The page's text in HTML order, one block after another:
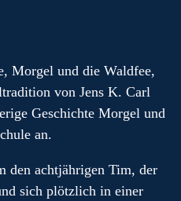
Morgel und die Waldfee,
von Jens K. Carl
Geschichte Morgel und
an.
den achtjährigen Tim, der
sich plötzlich in einer